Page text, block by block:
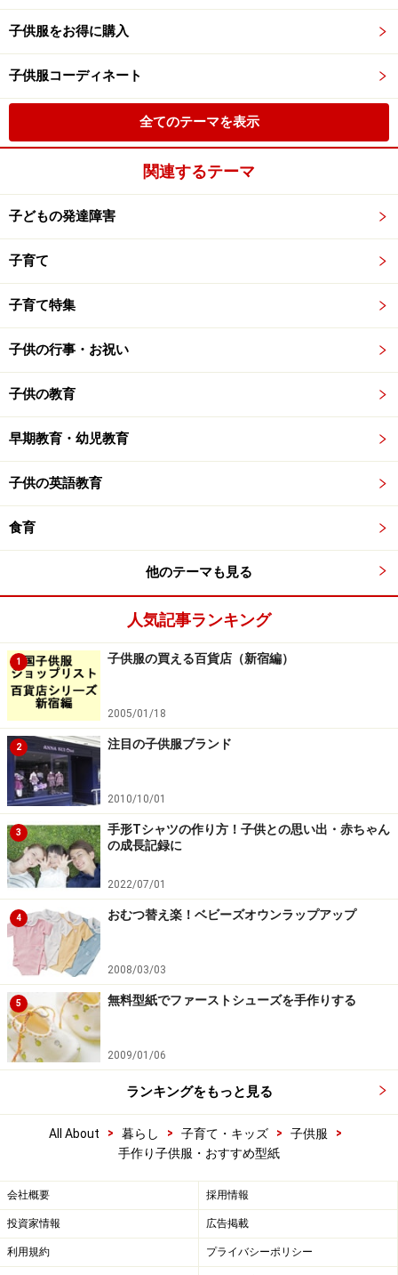
子供服をお得に購入
子供服コーディネート
全てのテーマを表示
関連するテーマ
子どもの発達障害
子育て
子育て特集
子供の行事・お祝い
子供の教育
早期教育・幼児教育
子供の英語教育
食育
他のテーマも見る
人気記事ランキング
1 子供服の買える百貨店（新宿編）
2005/01/18
2 注目の子供服ブランド
2010/10/01
3
手形Tシャツの作り方！子供との思い出・赤ちゃん
の成長記録に
2022/07/01
4 おむつ替え楽！ベビーズオウンラップアップ
2008/03/03
5 無料型紙でファーストシューズを手作りする
2009/01/06
ランキングをもっと見る
All About > 暮らし > 子育て・キッズ > 子供服
>
手作り子供服・おすすめ型紙
会社概要 採用情報
投資家情報 広告掲載
利用規約 プライバシーポリシー